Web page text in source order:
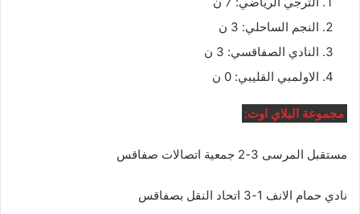
النجم الساحلي: 3 ن
النادي الصفاقسي: 3 ن
الاولمبي القليبي: 0 ن
مجموعة البلاي اوت:
مستقبل المرسى 3-2 جمعية اتصالات صفاقس
نادي حمام الانف 1-3 اتحاد النقل بصفاقس